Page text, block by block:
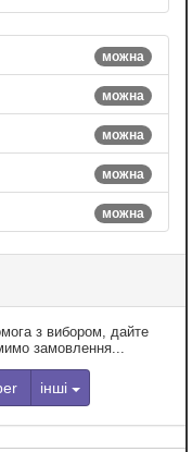
можна
можна
можна
можна
можна
з вибором, дайте
замовлення...
інші